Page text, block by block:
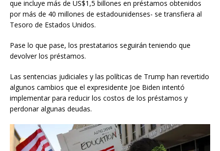
que incluye más de US$1,5 billones en préstamos obtenidos
por más de 40 millones de estadounidenses- se transfiera al
Tesoro de Estados Unidos.
Pase lo que pase, los prestatarios seguirán teniendo que
devolver los préstamos.
Las sentencias judiciales y las políticas de Trump han revertido
algunos cambios que el expresidente Joe Biden intentó
implementar para reducir los costos de los préstamos y
perdonar algunas deudas.